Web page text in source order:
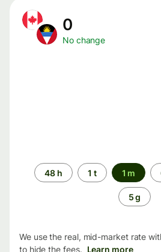
0
No change
Time
period
48 h 1 t 1 m
5 g
We use the real, mid-market rate
to hide the fees. Learn more